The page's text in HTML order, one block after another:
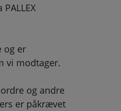
og er
vi modtager.
og andre
er påkrævet